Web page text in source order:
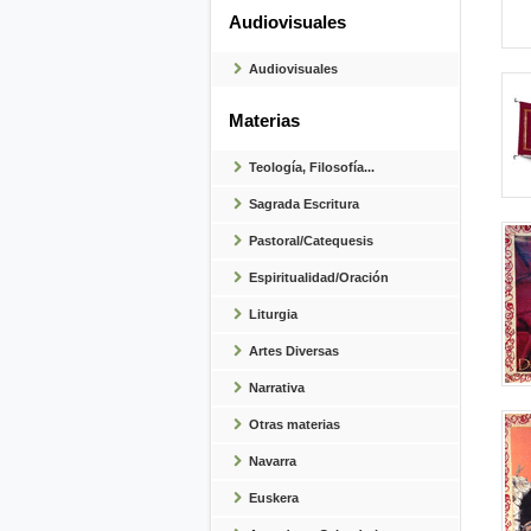
Audiovisuales
Audiovisuales
Materias
Teología, Filosofía...
Sagrada Escritura
Pastoral/Catequesis
Espiritualidad/Oración
Liturgia
Artes Diversas
Narrativa
Otras materias
Navarra
Euskera